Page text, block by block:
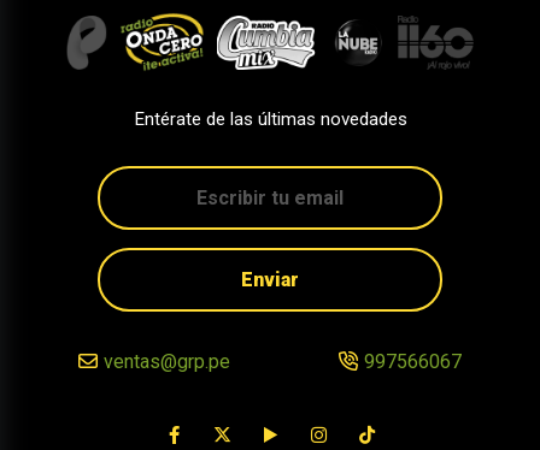
Entérate de las últimas novedades
Enviar
ventas@grp.pe 997566067